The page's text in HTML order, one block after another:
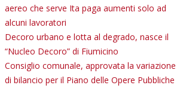
aereo che serve Ita paga aumenti solo ad
alcuni lavoratori
Decoro urbano e lotta al degrado, nasce il
“Nucleo Decoro” di Fiumicino
Consiglio comunale, approvata la variazione
di bilancio per il Piano delle Opere Pubbliche